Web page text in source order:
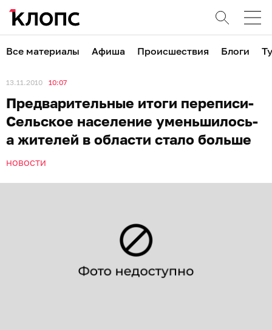
Все материалы Афиша Происшествия Блоги
13.11.2010 10:07
Предварительные итоги переписи-
Сельское население уменьшилось-
а жителей в области стало больше
НОВОСТИ